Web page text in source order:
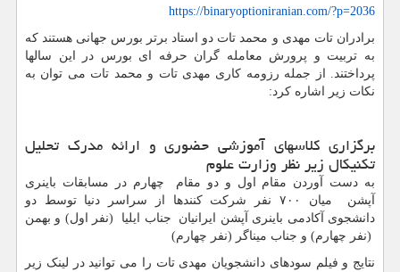
https://binaryoptioniranian.com/?p=2036
برادران تات مهدی و محمد تات دو استاد برتر بورس جهانی هستند که
به تربیت و پرورش معامله گران حرفه ای بورس در این سالها
پرداختند. از جمله رزومه کاری مهدی تات و محمد تات می توان به
نکات زیر اشاره کرد:
برگزاری کلاسهای آموزشی حضوری و ارائه مدرک تحلیل
تکنیکال زیر نظر وزارت علوم
به دست آوردن مقام اول و دو مقام چهارم در مسابقات باینری
آپشن میان ۷۰۰ نفر شرکت کنندها از سراسر دنیا توسط دو
دانشجوی آکادمی باینری آپشن ایرانیان جناب ایلیا (نفر اول) و بهمن
(نفر چهارم) و جناب میناگر (نفر چهارم)
نتایج و فیلم سودهای دانشجویان مهدی تات را می توانید در لینک زیر